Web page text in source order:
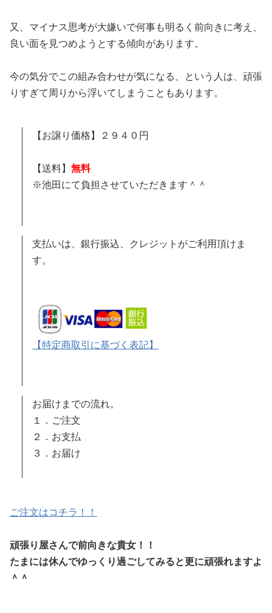
又、マイナス思考が大嫌いで何事も明るく前向きに考え、
良い面を見つめようとする傾向があります。
今の気分でこの組み合わせが気になる、という人は、頑張
りすぎて周りから浮いてしまうこともあります。
【お譲り価格】２９４０円
【送料】 無料
※池田にて負担させていただきます＾＾
支払いは、銀行振込、クレジットがご利用頂けま
す。
【特定商取引に基づく表記】
お届けまでの流れ。
１．ご注文
２．お支払
３．お届け
ご注文はコチラ！！
頑張り屋さんで前向きな貴女！！
たまには休んでゆっくり過ごしてみると更に頑張れますよ
＾＾